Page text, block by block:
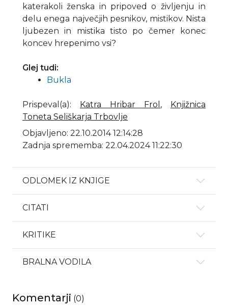
katerakoli ženska in pripoved o življenju in
delu enega največjih pesnikov, mistikov. Nista
ljubezen in mistika tisto po čemer konec
koncev hrepenimo vsi?
Glej tudi:
Bukla
Prispeval(a): Katra Hribar Frol ,
Knjižnica
Toneta Seliškarja Trbovlje
Objavljeno: 22.10.2014 12:14:28
Zadnja sprememba: 22.04.2024 11:22:30
ODLOMEK IZ KNJIGE
CITATI
KRITIKE
BRALNA VODILA
Komentarji (0)